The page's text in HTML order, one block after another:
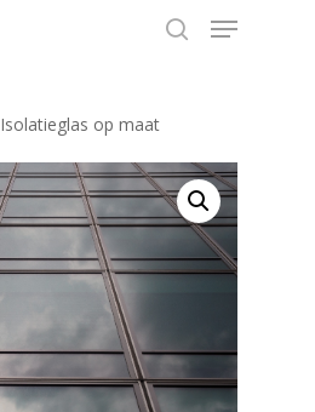
Isolatieglas op maat